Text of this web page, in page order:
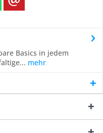
Basics in jedem
mehr